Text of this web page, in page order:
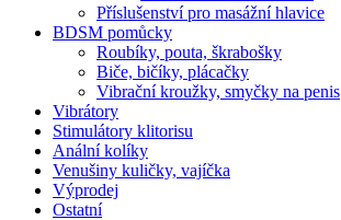
Příslušenství pro masážní hlavice
BDSM pomůcky
Roubíky, pouta, škrabošky
Biče, bičíky, plácačky
Vibrační kroužky, smyčky na penis
Vibrátory
Stimulátory klitorisu
Anální kolíky
Venušiny kuličky, vajíčka
Výprodej
Ostatní